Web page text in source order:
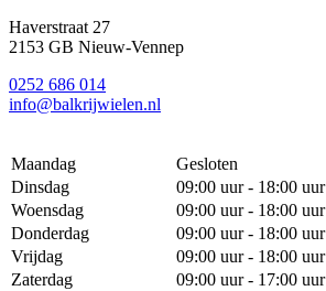
Haverstraat 27
2153 GB Nieuw-Vennep
0252 686 014
info@balkrijwielen.nl
Maandag
Gesloten
Dinsdag
09:00 uur - 18:00 uur
Woensdag
09:00 uur - 18:00 uur
Donderdag
09:00 uur - 18:00 uur
Vrijdag
09:00 uur - 18:00 uur
Zaterdag
09:00 uur - 17:00 uur